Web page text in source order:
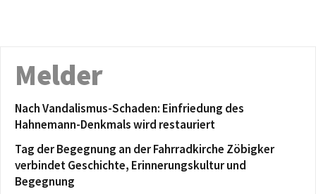
Melder
Nach Vandalismus-Schaden: Einfriedung des
Hahnemann-Denkmals wird restauriert
Tag der Begegnung an der Fahrradkirche Zöbigker
verbindet Geschichte, Erinnerungskultur und
Begegnung